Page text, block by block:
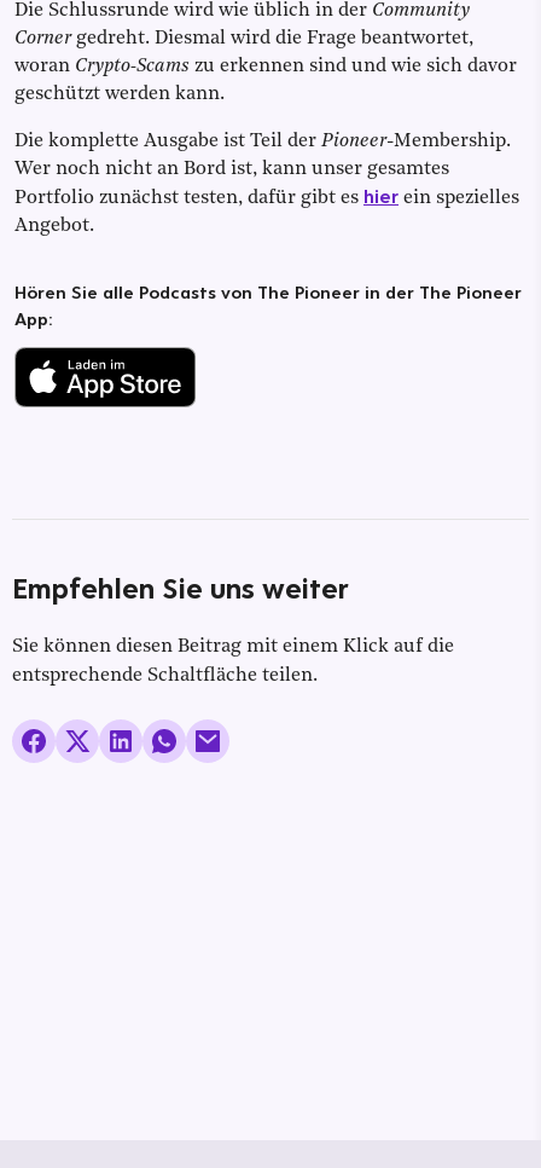
Die Schlussrunde wird wie üblich in der Community
Cornergedreht. Diesmal wird die Frage beantwortet,
woran Crypto-Scams zu erkennen sind und wie sich davor
geschützt werden kann.
Die komplette Ausgabe ist Teil der Pioneer-Membership.
Wer noch nicht an Bord ist, kann unser gesamtes
Portfolio zunächst testen, dafür gibt es hier ein spezielles
Angebot.
Hören Sie alle Podcasts von The Pioneer in der The Pioneer
App:
Empfehlen Sie uns weiter
Sie können diesen Beitrag mit einem Klick auf die
entsprechende Schaltfläche teilen.